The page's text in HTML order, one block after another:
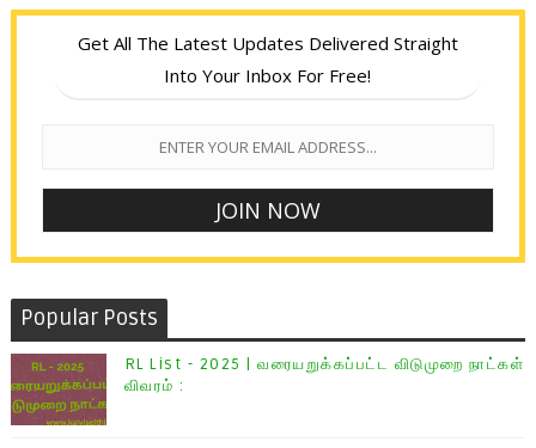
Get All The Latest Updates Delivered Straight
Into Your Inbox For Free!
Popular Posts
RL List - 2025 | வரையறுக்கப்பட்ட விடுமுறை நாட்கள்
விவரம் :